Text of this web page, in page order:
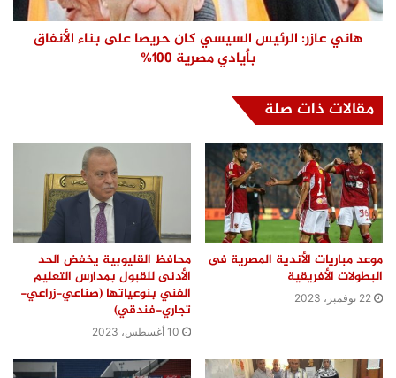
هاني عازر: الرئيس السيسي كان حريصا على بناء الأنفاق
بأيادي مصرية 100%
مقالات ذات صلة
موعد مباريات الأندية المصرية فى
البطولات الأفريقية
22 نوفمبر، 2023
محافظ القليوبية يخفض الحد
الأدنى للقبول بمدارس التعليم
الفني بنوعياتها (صناعي-زراعي-
تجاري-فندقي)
10 أغسطس، 2023